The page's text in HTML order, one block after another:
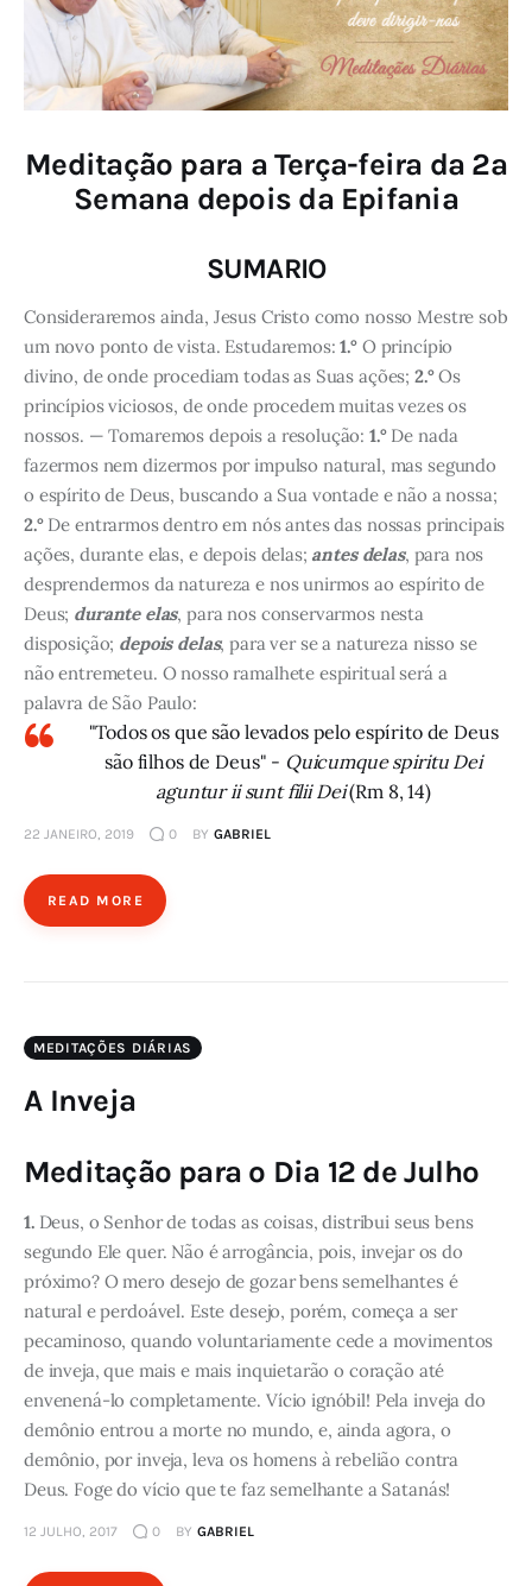
Meditação para a Terça-feira da 2ª
Semana depois da Epifania
SUMARIO
Consideraremos ainda, Jesus Cristo como nosso Mestre sob
um novo ponto de vista. Estudaremos:1.° O princípio
divino, de onde procediam todas as Suas ações; 2.°Os
princípios viciosos, de onde procedem muitas vezes os
nossos. — Tomaremos depois a resolução:1.°De nada
fazermos nem dizermos por impulso natural, mas segundo
o espírito de Deus, buscando a Sua vontade e não a nossa;
2.°De entrarmos dentro em nós antes das nossas principais
ações, durante elas, e depois delas; antes delas, para nos
desprendermos da natureza e nos unirmos ao espírito de
Deus; durante elas, para nos conservarmos nesta
disposição; depois delas, para ver se a natureza nisso se
não entremeteu. O nosso ramalhete espiritual será a
palavra de São Paulo:
"Todos os que são levados pelo espírito de Deus
são filhos de Deus" - Quicumque spiritu Dei
aguntur ii sunt filii Dei(Rm 8, 14)
22 JANEIRO, 2019 0 BY GABRIEL
READ MORE
MEDITAÇÕES DIÁRIAS
A Inveja
Meditação para o Dia 12 de Julho
1. Deus, o Senhor de todas as coisas, distribui seus bens
segundo Ele quer. Não é arrogância, pois, invejar os do
próximo? O mero desejo de gozar bens semelhantes é
natural e perdoável. Este desejo, porém, começa a ser
pecaminoso, quando voluntariamente cede a movimentos
de inveja, que mais e mais inquietarão o coração até
envenená-lo completamente. Vício ignóbil! Pela inveja do
demônio entrou a morte no mundo, e, ainda agora, o
demônio, por inveja, leva os homens à rebelião contra
Deus. Foge do vício que te faz semelhante a Satanás!
12 JULHO, 2017 0 BY GABRIEL